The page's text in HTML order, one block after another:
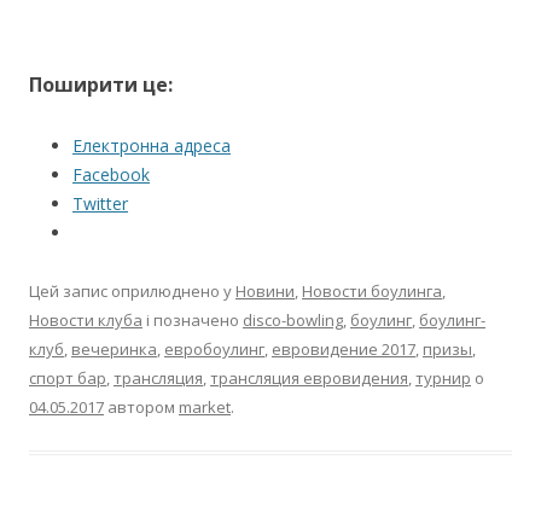
Поширити це:
Електронна адреса
Facebook
Twitter
Цей запис оприлюднено у Новини, Новости боулинга,
Новости клуба і позначено disco-bowling, боулинг, боулинг-
клуб, вечеринка, евробоулинг, евровидение 2017, призы,
спорт бар,трансляция,трансляция евровидения,турнир о
04.05.2017 автором market.